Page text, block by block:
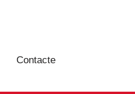
Contacte